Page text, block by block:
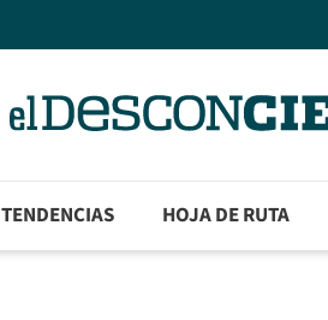
TENDENCIAS HOJA DE RUTA